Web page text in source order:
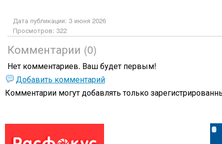
Дата публикации: 3 июня 2026
Просмотров: 322
Комментарии (0)
Нет комментариев. Ваш будет первым!
Добавить комментарий
Комментарии могут добавлять только